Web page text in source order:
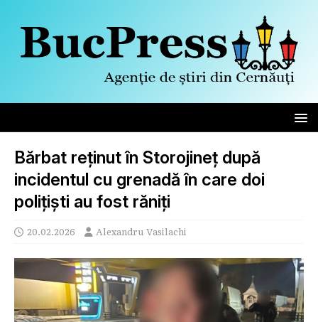
Bărbat reținut în Storojineț după
incidentul cu grenadă în care doi
polițiști au fost răniți
20.02.2026 Alexandru Vasilachi